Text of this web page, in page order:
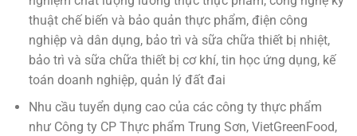
thuật chế biến và bảo quản thực phẩm, điện công
nghiệp và dân dụng, bảo trì và sữa chữa thiết bị nhiệt,
bảo trì và sữa chữa thiết bị cơ khí, tin học ứng dụng, kế
toán doanh nghiệp, quản lý đất đai
Nhu cầu tuyển dụng cao của các công ty thực phẩm
như Công ty CP Thực phẩm Trung Sơn, VietGreenFood,